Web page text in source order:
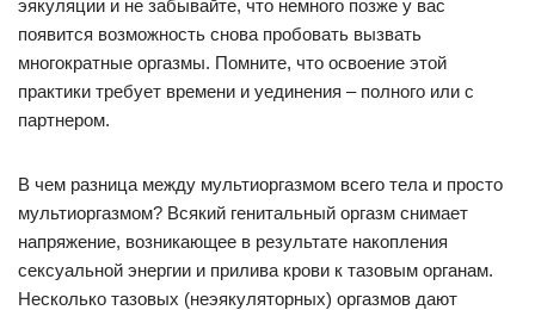
эякуляции и не забывайте, что немного позже у вас
появится возможность снова пробовать вызвать
многократные оргазмы. Помните, что освоение этой
практики требует времени и уединения – полного или с
партнером.
В чем разница между мультиоргазмом всего тела и просто
мультиоргазмом? Всякий генитальный оргазм снимает
напряжение, возникающее в результате накопления
сексуальной энергии и прилива крови к тазовым органам.
Несколько тазовых (неэякуляторных) оргазмов дают